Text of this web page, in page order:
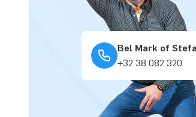
Bel Mark of
+32 38 082 320